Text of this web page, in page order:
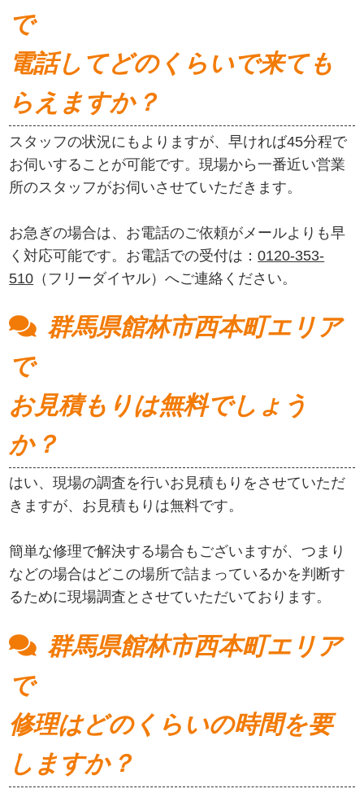
で
電話してどのくらいで来ても
らえますか？
スタッフの状況にもよりますが、早ければ45分程で
お伺いすることが可能です。現場から一番近い営業
所のスタッフがお伺いさせていただきます。
お急ぎの場合は、お電話のご依頼がメールよりも早
く対応可能です。お電話での受付は：0120-353-
510 （フリーダイヤル）へご連絡ください。
群馬県館林市西本町エリア
で
お見積もりは無料でしょう
か？
はい、現場の調査を行いお見積もりをさせていただ
きますが、お見積もりは無料です。
簡単な修理で解決する場合もございますが、つまり
などの場合はどこの場所で詰まっているかを判断す
るために現場調査とさせていただいております。
群馬県館林市西本町エリア
で
修理はどのくらいの時間を要
しますか？